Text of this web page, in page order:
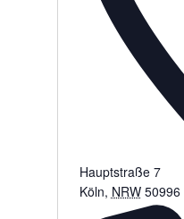
Hauptstraße 7
Köln, NRW 50996